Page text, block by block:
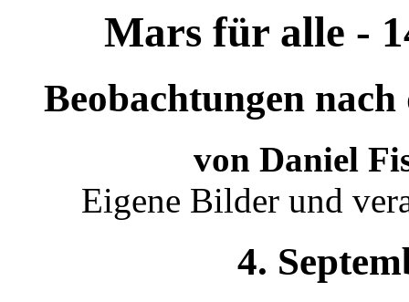
Mars für alle -
Beobachtungen
von Daniel
Eigene Bilder und
4.